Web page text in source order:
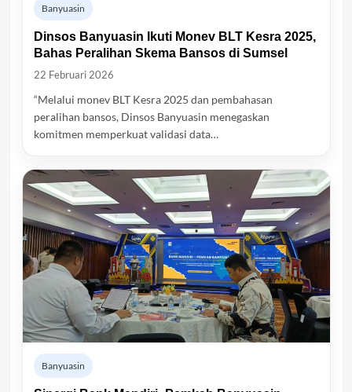
Banyuasin
Dinsos Banyuasin Ikuti Monev BLT Kesra 2025,
Bahas Peralihan Skema Bansos di Sumsel
22 Februari 2026
“Melalui monev BLT Kesra 2025 dan pembahasan
peralihan bansos, Dinsos Banyuasin menegaskan
komitmen memperkuat validasi data…
Banyuasin